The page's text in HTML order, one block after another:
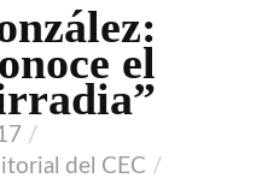
el
del CEC